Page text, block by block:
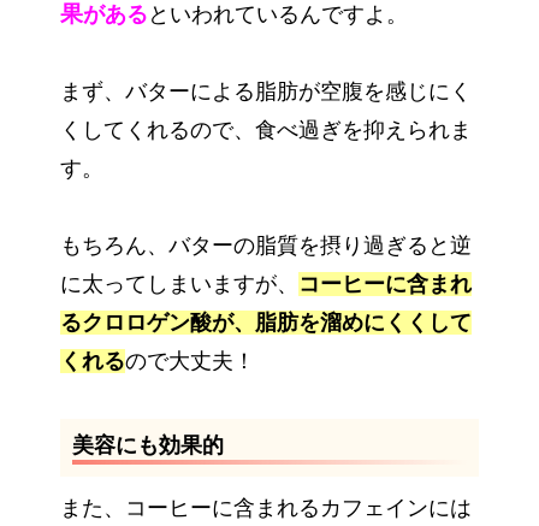
果がある といわれているんですよ。
まず、バターによる脂肪が空腹を感じにく
くしてくれるので、食べ過ぎを抑えられま
す。
もちろん、バターの脂質を摂り過ぎると逆
に太ってしまいますが、 コーヒーに含まれ
るクロロゲン酸が、脂肪を溜めにくくして
くれるので大丈夫！
美容にも効果的
また、コーヒーに含まれるカフェインには